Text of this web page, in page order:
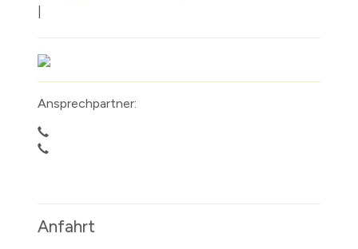
Ansprechpartner:
Anfahrt